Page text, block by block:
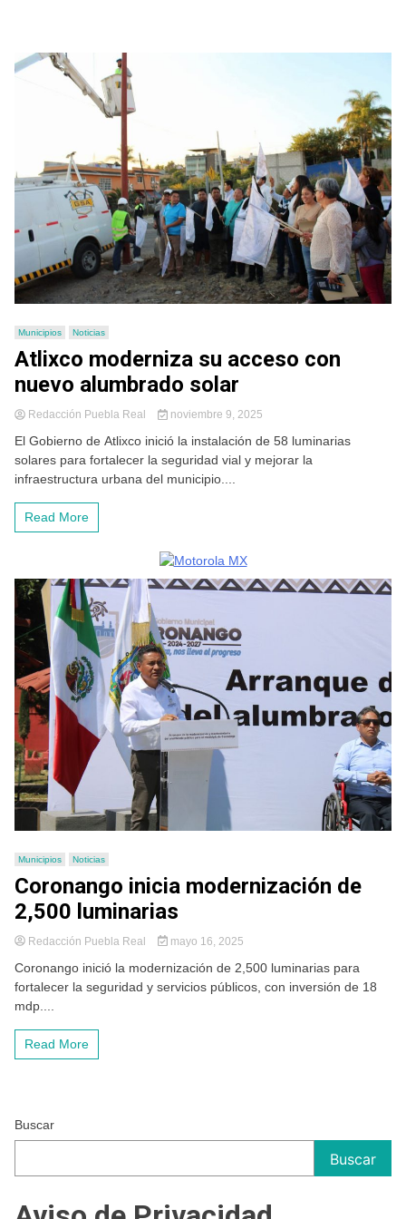
Municipios Noticias
Atlixco moderniza su acceso con
nuevo alumbrado solar
Redacción Puebla Real noviembre 9, 2025
El Gobierno de Atlixco inició la instalación de 58 luminarias
solares para fortalecer la seguridad vial y mejorar la
infraestructura urbana del municipio....
Read More
Municipios Noticias
Coronango inicia modernización de
2,500 luminarias
Redacción Puebla Real mayo 16, 2025
Coronango inició la modernización de 2,500 luminarias para
fortalecer la seguridad y servicios públicos, con inversión de 18
mdp....
Read More
Buscar
Buscar